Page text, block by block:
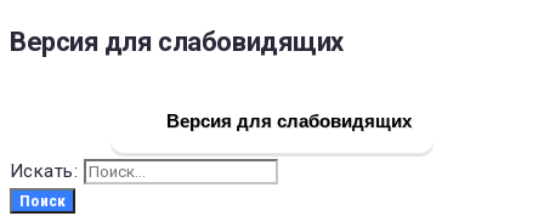
Версия для слабовидящих
Версия для слабовидящих
Искать:
Поиск